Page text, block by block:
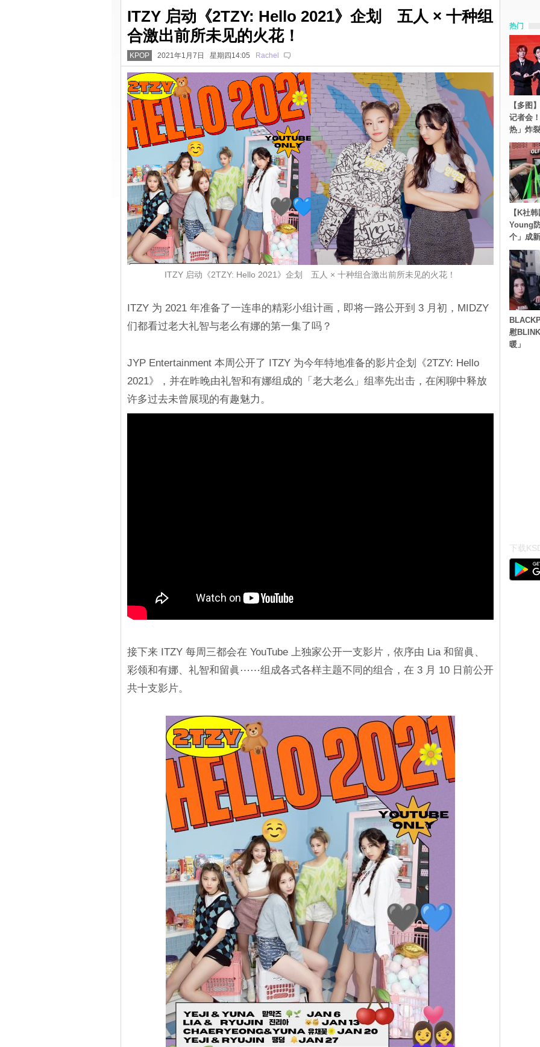
ITZY 启动《2TZY: Hello 2021》企划 五人 × 十种组
合激出前所未见的火花！
KPOP 2021年1月7日 星期四14:05 Rachel
ITZY 启动《2TZY: Hello 2021》企划 五人 × 十种组合激出前所未见的火花！
ITZY 为 2021 年准备了一连串的精彩小组计画，即将一路公开到 3 月初，MIDZY
们都看过老大礼智与老么有娜的第一集了吗？
JYP Entertainment 本周公开了 ITZY 为今年特地准备的影片企划《2TZY: Hello
2021》，并在昨晚由礼智和有娜组成的「老大老么」组率先出击，在闲聊中释放
许多过去未曾展现的有趣魅力。
接下来 ITZY 每周三都会在 YouTube 上独家公开一支影片，依序由 Lia 和留眞、
彩领和有娜、礼智和留眞⋯⋯组成各式各样主题不同的组合，在 3 月 10 日前公开
共十支影片。
热门
【多图
记者会
热」炸
【K社
Young
个」成
慰
暖」
下载